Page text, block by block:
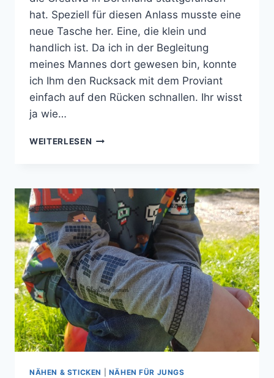
hat. Speziell für diesen Anlass musste eine
neue Tasche her. Eine, die klein und
handlich ist. Da ich in der Begleitung
meines Mannes dort gewesen bin, konnte
ich Ihm den Rucksack mit dem Proviant
einfach auf den Rücken schnallen. Ihr wisst
ja wie…
WEITERLESEN MEINE
CREATIVA
2017
NÄHEN & STICKEN NÄHEN FÜR JUNGS